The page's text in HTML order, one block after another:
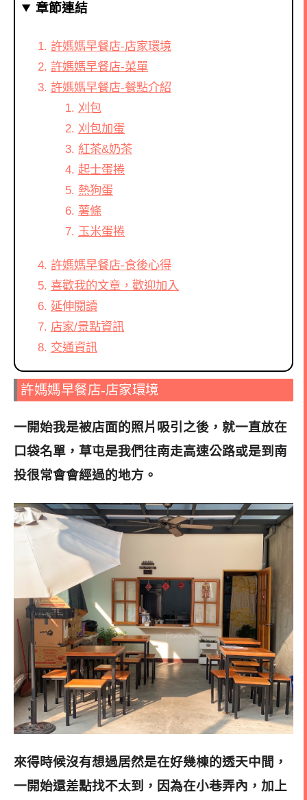
章節連結
許媽媽早餐店-店家環境
許媽媽早餐店-菜單
許媽媽早餐店-餐點介紹
刈包
刈包加蛋
紅茶&奶茶
起士蛋捲
熱狗蛋
薯條
玉米蛋捲
許媽媽早餐店-食後心得
喜歡我的文章，歡迎加入
延伸閱讀
店家/景點資訊
交通資訊
許媽媽早餐店-店家環境
一開始我是被店面的照片吸引之後，就一直放在
口袋名單，草屯是我們往南走高速公路或是到南
投很常會會經過的地方。
來得時候沒有想過居然是在好幾棟的透天中間，
一開始還差點找不太到，因為在小巷弄內，加上